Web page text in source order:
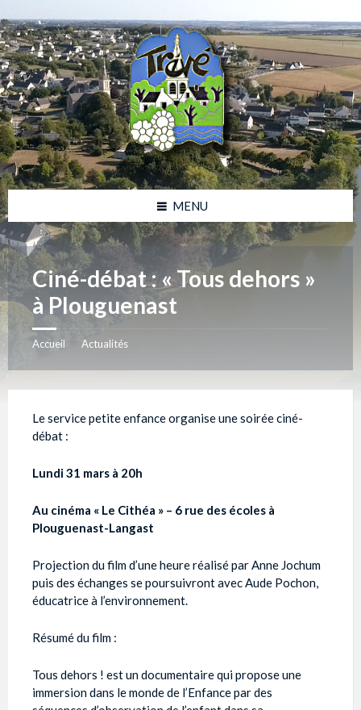
to
content
to
left
sidebar
to
right
sidebar
to
footer
MENU
Ciné-débat : « Tous dehors »
à Plouguenast
Accueil Actualités
Le service petite enfance organise une soirée ciné-
débat :
Lundi 31 mars à 20h
Au cinéma « Le Cithéa » – 6 rue des écoles à
Plouguenast-Langast
Projection du film d’une heure réalisé par Anne Jochum
puis des échanges se poursuivront avec Aude Pochon,
éducatrice à l’environnement.
Résumé du film :
Tous dehors ! est un documentaire qui propose une
immersion dans le monde de l’Enfance par des